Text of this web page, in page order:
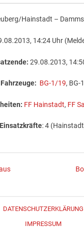
Hainstadt –
14:24 Uhr
29.08.2013,
BG-1/19, BG-
FF Hainstadt, FF
Einsatzkräfte: 4
DATENSCHUTZERKLÄRUNG
IMPRESSUM